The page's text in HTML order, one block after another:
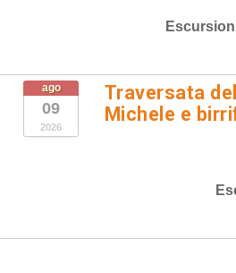
ago
09
2026
Traversata
Michele e